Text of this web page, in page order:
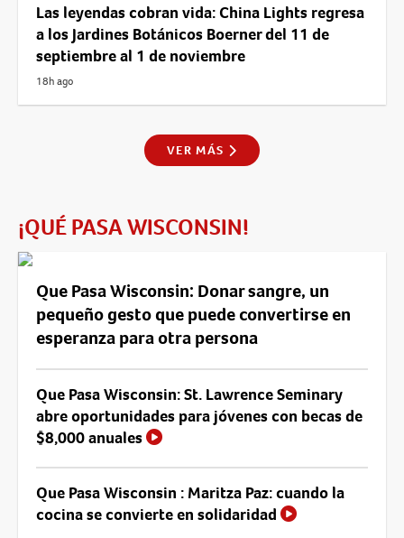
Las leyendas cobran vida: China Lights regresa
a los Jardines Botánicos Boerner del 11 de
septiembre al 1 de noviembre
18h ago
VER MÁS
¡QUÉ PASA WISCONSIN!
Que Pasa Wisconsin: Donar sangre, un
pequeño gesto que puede convertirse en
esperanza para otra persona
Que Pasa Wisconsin: St. Lawrence Seminary
abre oportunidades para jóvenes con becas de
$8,000 anuales
Que Pasa Wisconsin : Maritza Paz: cuando la
cocina se convierte en solidaridad